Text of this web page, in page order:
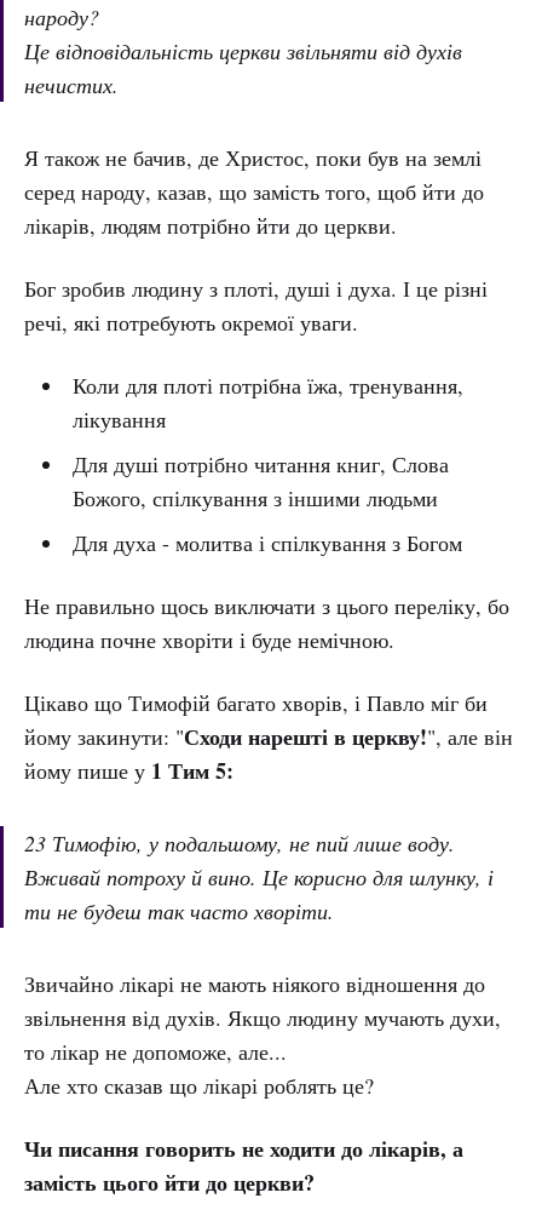
народу?
Це відповідальність церкви звільняти від духів
нечистих.
Я також не бачив, де Христос, поки був на землі
серед народу, казав, що замість того, щоб йти до
лікарів, людям потрібно йти до церкви.
Бог зробив людину з плоті, душі і духа. І це різні
речі, які потребують окремої уваги.
Коли для плоті потрібна їжа, тренування,
лікування
Для душі потрібно читання книг, Слова
Божого, спілкування з іншими людьми
Для духа - молитва і спілкування з Богом
Не правильно щось виключати з цього переліку, бо
людина почне хворіти і буде немічною.
Цікаво що Тимофій багато хворів, і Павло міг би
йому закинути: "Сходи нарешті в церкву!", але він
йому пише у 1 Тим 5:
23 Тимофію, у подальшому, не пий лише воду.
Вживай потроху й вино. Це корисно для шлунку, і
ти не будеш так часто хворіти.
Звичайно лікарі не мають ніякого відношення до
звільнення від духів. Якщо людину мучають духи,
то лікар не допоможе, але...
Але хто сказав що лікарі роблять це?
Чи писання говорить не ходити до лікарів, а
замість цього йти до церкви?